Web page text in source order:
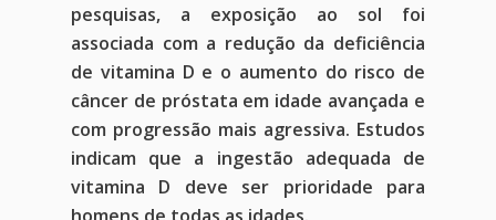
pesquisas, a exposição ao sol foi
associada com a redução da deficiência
de vitamina D e o aumento do risco de
câncer de próstata em idade avançada e
com progressão mais agressiva. Estudos
indicam que a ingestão adequada de
vitamina D deve ser prioridade para